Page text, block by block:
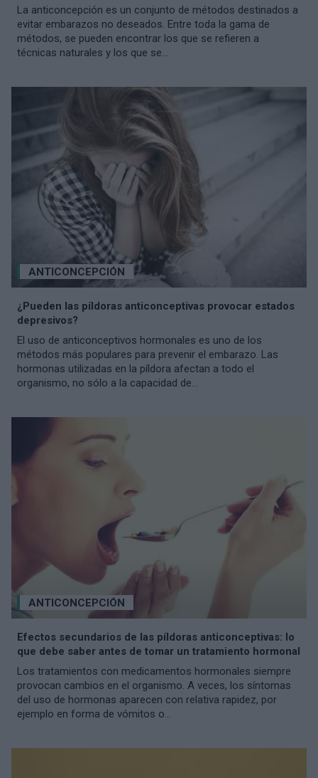
La anticoncepción es un conjunto de métodos destinados a
evitar embarazos no deseados. Entre toda la gama de
métodos, se pueden encontrar los que se refieren a
técnicas naturales y los que se...
ANTICONCEPCIÓN
¿Pueden las píldoras anticonceptivas provocar estados
depresivos?
El uso de anticonceptivos hormonales es uno de los
métodos más populares para prevenir el embarazo. Las
hormonas utilizadas en la píldora afectan a todo el
organismo, no sólo a la capacidad de...
ANTICONCEPCIÓN
Efectos secundarios de las píldoras anticonceptivas: lo
que debe saber antes de tomar un tratamiento hormonal
Los tratamientos con medicamentos hormonales siempre
provocan cambios en el organismo. A veces, los síntomas
del uso de hormonas aparecen con relativa rapidez, por
ejemplo en forma de vómitos o...